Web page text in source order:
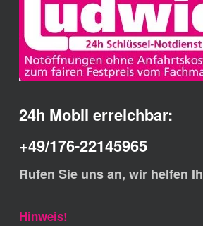
24h Mobil erreichbar:
+49/176-22145965
Rufen Sie uns an, wir helfen
Hinweis!